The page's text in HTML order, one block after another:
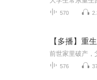
570
【多播】重
576